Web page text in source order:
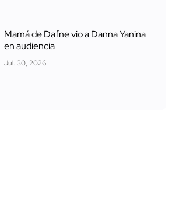
Mamá de Dafne vio a Danna Yanina
en audiencia
Jul. 30, 2026